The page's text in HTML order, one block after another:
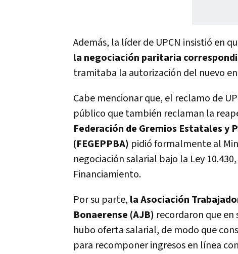
Además, la líder de UPCN insistió en
la negociación paritaria
tramitaba la autorización del nuevo
Cabe mencionar que, el reclamo de
público que también reclaman la
Federación de Gremios Estatales y
(FEGEPPBA) pidió formalmente al
negociación salarial bajo la Ley
Financiamiento.
Por su parte, la Asociación
Bonaerense (AJB) recordaron que
hubo oferta salarial, de modo que
para recomponer ingresos en línea